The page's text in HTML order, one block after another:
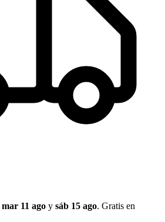
mar 11 ago y sáb 15 ago. Gratis en